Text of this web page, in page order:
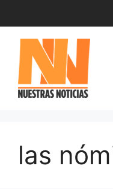
contenido
las